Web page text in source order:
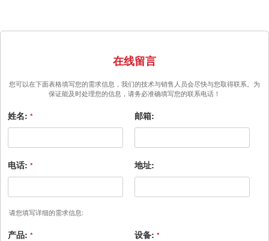
在线留言
您可以在下面表格填写您的需求信息，我们的技术与销售人员会尽快与您取得联系。为
保证能及时处理您的信息，请务必准确填写您的联系电话！
姓名: * 邮箱:
电话: * 地址:
请您填写详细的需求信息:
产品: * 设备: *